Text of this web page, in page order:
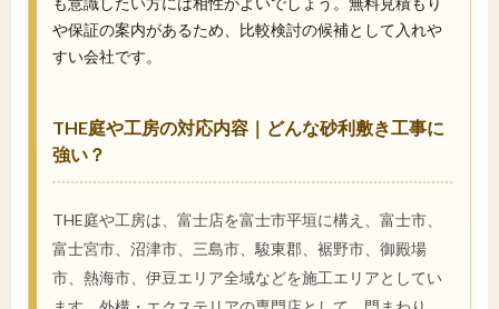
や保証の案内があるため、比較検討の候補として入れや
すい会社です。
THE庭や工房の対応内容｜どんな砂利敷き工事に
強い？
THE庭や工房は、富士店を富士市平垣に構え、富士市、
富士宮市、沼津市、三島市、駿東郡、裾野市、御殿場
市、熱海市、伊豆エリア全域などを施工エリアとしてい